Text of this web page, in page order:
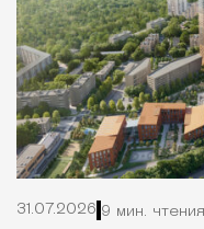
31.07.2026 9 мин. чтения